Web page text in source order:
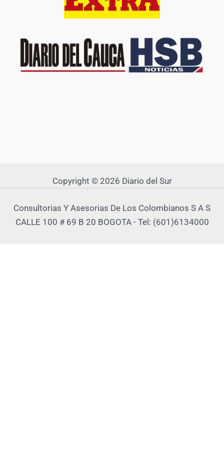
Copyright © 2026 Diario del Sur
Consultorias Y Asesorias De Los Colombianos S A S
CALLE 100 # 69 B 20 BOGOTA - Tel: (601)6134000